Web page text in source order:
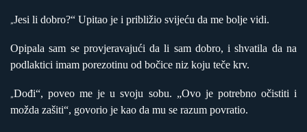
„Jesi li dobro?“ Upitao je i približio svijeću da me bolje vidi.
Opipala sam se provjeravajući da li sam dobro, i shvatila da na
podlaktici imam porezotinu od bočice niz koju teče krv.
„Dođi“, poveo me je u svoju sobu. „Ovo je potrebno očistiti i
možda zašiti“, govorio je kao da mu se razum povratio.